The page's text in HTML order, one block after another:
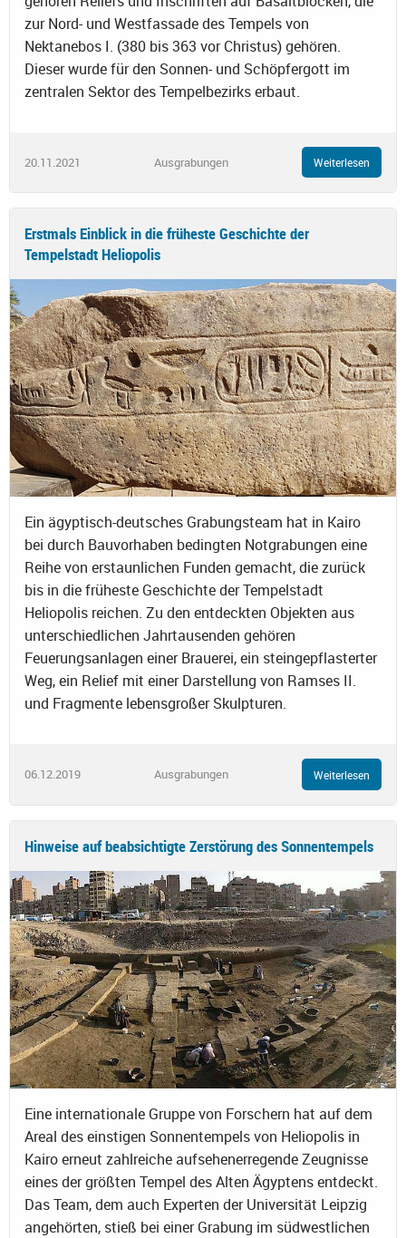
zur Nord- und Westfassade des Tempels von
Nektanebos I. (380 bis 363 vor Christus) gehören.
Dieser wurde für den Sonnen- und Schöpfergott im
zentralen Sektor des Tempelbezirks erbaut.
20.11.2021 Ausgrabungen Weiterlesen
Erstmals Einblick in die früheste Geschichte der
Tempelstadt Heliopolis
Ein ägyptisch-deutsches Grabungsteam hat in Kairo
bei durch Bauvorhaben bedingten Notgrabungen eine
Reihe von erstaunlichen Funden gemacht, die zurück
bis in die früheste Geschichte der Tempelstadt
Heliopolis reichen. Zu den entdeckten Objekten aus
unterschiedlichen Jahrtausenden gehören
Feuerungsanlagen einer Brauerei, ein steingepflasterter
Weg, ein Relief mit einer Darstellung von Ramses II.
und Fragmente lebensgroßer Skulpturen.
06.12.2019 Ausgrabungen Weiterlesen
Hinweise auf beabsichtigte Zerstörung des Sonnentempels
Eine internationale Gruppe von Forschern hat auf dem
Areal des einstigen Sonnentempels von Heliopolis in
Kairo erneut zahlreiche aufsehenerregende Zeugnisse
eines der größten Tempel des Alten Ägyptens entdeckt.
Das Team, dem auch Experten der Universität Leipzig
angehörten, stieß bei einer Grabung im südwestlichen